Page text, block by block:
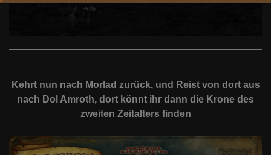
Kehrt nun nach Morlad zurück, und Reist von dort aus
nach Dol Amroth, dort könnt ihr dann die Krone des
zweiten Zeitalters finden